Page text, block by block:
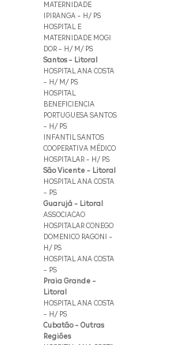
MATERNIDADE
IPIRANGA - H/ PS
HOSPITAL E
MATERNIDADE MOGI
DOR - H/ M/ PS
Santos - Litoral
HOSPITAL ANA COSTA
- H/ M/ PS
HOSPITAL
BENEFICIENCIA
PORTUGUESA SANTOS
- H/ PS
INFANTIL SANTOS
COOPERATIVA MÉDICO
HOSPITALAR - H/ PS
São Vicente - Litoral
HOSPITAL ANA COSTA
- PS
Guarujá - Litoral
ASSOCIACAO
HOSPITALAR CONEGO
DOMENICO RAGONI -
H/ PS
HOSPITAL ANA COSTA
- PS
Praia Grande -
Litoral
HOSPITAL ANA COSTA
- H/ PS
Cubatão - Outras
Regiões